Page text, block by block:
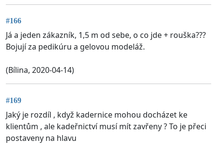
#166
Já a jeden zákazník, 1,5 m od sebe, o co jde + rouška???
Bojují za pedikúru a gelovou modeláž.
(Bílina, 2020-04-14)
#169
Jaký je rozdíl , když kadernice mohou docházet ke
klientům , ale kadeřnictví musí mít zavřeny ? To je přeci
postaveny na hlavu